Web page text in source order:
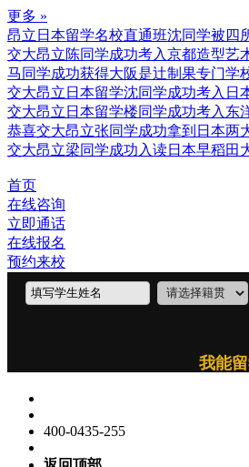
更多 »
昂立日本留学名校直通班沈同学被四
交大昂立陈同学成功考入京都造型艺
马同学成功获得大阪是辻制果专门学
交大昂立日本留学沈同学成功考入日
交大昂立日本留学楼同学成功考入东
恭喜交大昂立张同学成功拿到日本两
交大昂立梁同学成功入读日本早稻田
首页
在线咨询
立即通话
在线报名
预约来校
400-0435-255